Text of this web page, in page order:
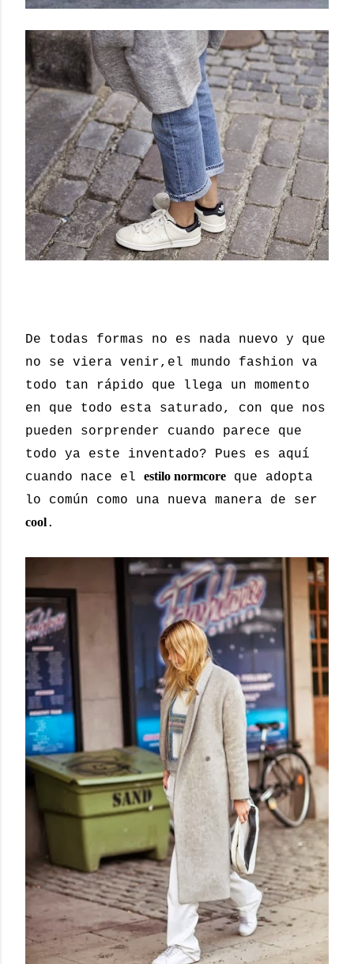
De todas formas no es nada nuevo y que
no se viera venir,el mundo fashion va
todo tan rápido que llega un momento
en que todo esta saturado, con que nos
pueden sorprender cuando parece que
todo ya este inventado? Pues es aquí
cuando nace el estilo normcore que adopta
lo común como una nueva manera de ser
cool.